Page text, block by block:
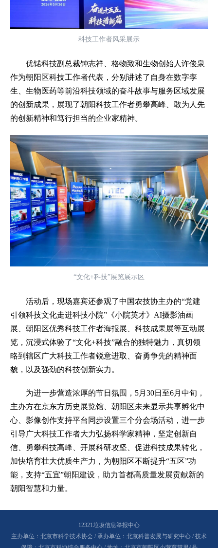
科技工作者风采展示
优锘科技副总裁钟志祥、格物致和生物创始人许俊泉
作为朝阳区科技工作者代表，分别讲述了自身在数字孪
生、生物医药等前沿科技领域的奋斗故事与服务区域发展
的创新成果，展现了朝阳科技工作者勇攀高峰、敢为人先
的创新精神和笃行担当的企业家精神。
“文化+科技”展览展示区
活动后，现场嘉宾还参观了中国农技协主办的“党建
引领科技文化走进科技小院”《小院英才》AI摄影油画
展、朝阳区优秀科技工作者海报展、科技成果展等互动展
览，沉浸式体验了“文化+科技”融合的独特魅力，真切领
略到辖区广大科技工作者锐意进取、奋勇争先的精神面
貌，以及强劲的科技创新实力。
为进一步营造浓厚的节日氛围，5月30日至6月中旬，
主办方在京东方历史展览馆、朝阳区未来显示共享孵化中
心、影像创作支持平台同步设置三个分会场活动，进一步
引导广大科技工作者大力弘扬科学家精神，坚定创新自
信、勇攀科技高峰、开展科研攻坚、促进科技成果转化，
加快培育壮大优质生产力，为朝阳区不断提升“五区”功
能，支持“五宜”朝阳建设，助力首都高质量发展贡献新的
朝阳智慧和力量。
12321垃圾信息举报中心
主办单位：北京市科学技术协会 / 承办单位：北京科普发展与研究中心 / 技术